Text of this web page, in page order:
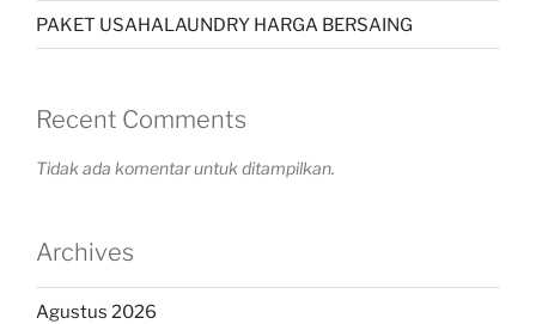
PAKET USAHALAUNDRY HARGA BERSAING
Recent Comments
Tidak ada komentar untuk ditampilkan.
Archives
Agustus 2026